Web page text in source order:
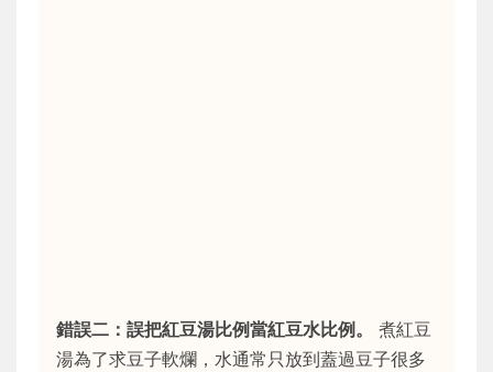
錯誤二：誤把紅豆湯比例當紅豆水比例。
煮紅豆
湯為了求豆子軟爛，水通常只放到蓋過豆子很多